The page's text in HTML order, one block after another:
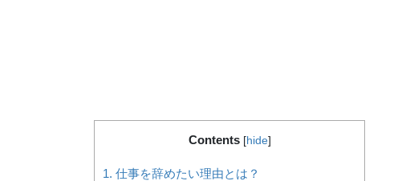
Contents [hide]
1. 仕事を辞めたい理由とは？